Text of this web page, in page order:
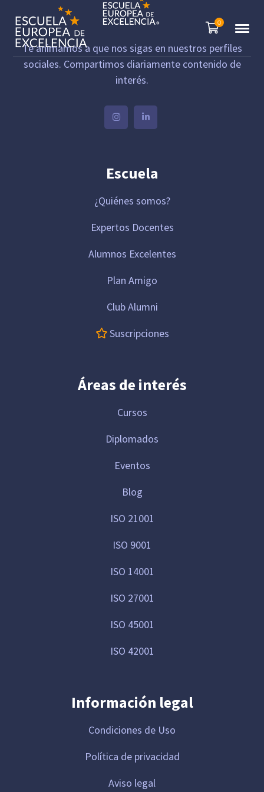
0
Te animamos a que nos sigas en nuestros perfiles
sociales. Compartimos diariamente contenido de
interés.
Escuela
¿Quiénes somos?
Expertos Docentes
Alumnos Excelentes
Plan Amigo
Club Alumni
Suscripciones
Áreas de interés
Cursos
Diplomados
Eventos
Blog
ISO 21001
ISO 9001
ISO 14001
ISO 27001
ISO 45001
ISO 42001
Información legal
Condiciones de Uso
Política de privacidad
Aviso legal